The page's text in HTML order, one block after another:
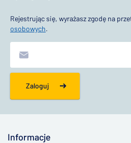
Rejestrując się, wyrażasz zgodę na
osobowych.
Zaloguj
Informacje